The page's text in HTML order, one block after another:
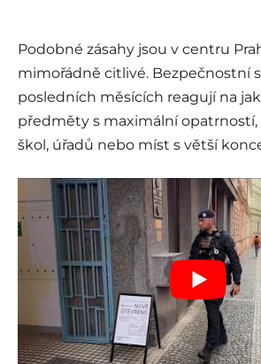
Podobné zásahy jsou v centru
mimořádně citlivé. Bezpečnostní
posledních měsících reagují na
předměty s maximální opatrností,
škol, úřadů nebo míst s větší